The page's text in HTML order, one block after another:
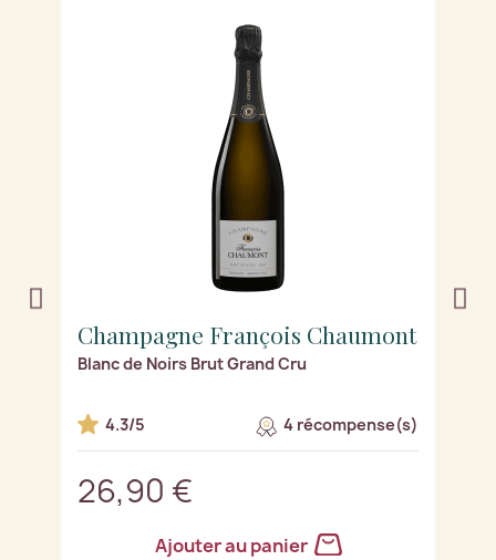
Champagne François Chaumont
Blanc de Noirs Brut Grand Cru
4.3/5 4 récompense(s)
26,90 €
Ajouter au panier